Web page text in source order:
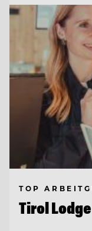
TOP
Tirol